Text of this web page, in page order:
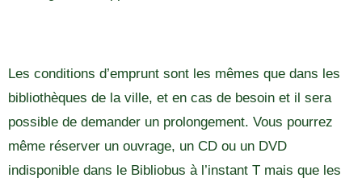
Les conditions d’emprunt sont les mêmes que dans les
bibliothèques de la ville, et en cas de besoin et il sera
possible de demander un prolongement. Vous pourrez
même réserver un ouvrage, un CD ou un DVD
indisponible dans le Bibliobus à l’instant T mais que les